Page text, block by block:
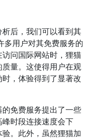
后，我们可以看到其
多用户对其免费服务的
问国际网站时，狸猫
量。这使得用户在观
，体验得到了显著改
免费服务提出了一些
时段连接速度会下
。此外，虽然狸猫加